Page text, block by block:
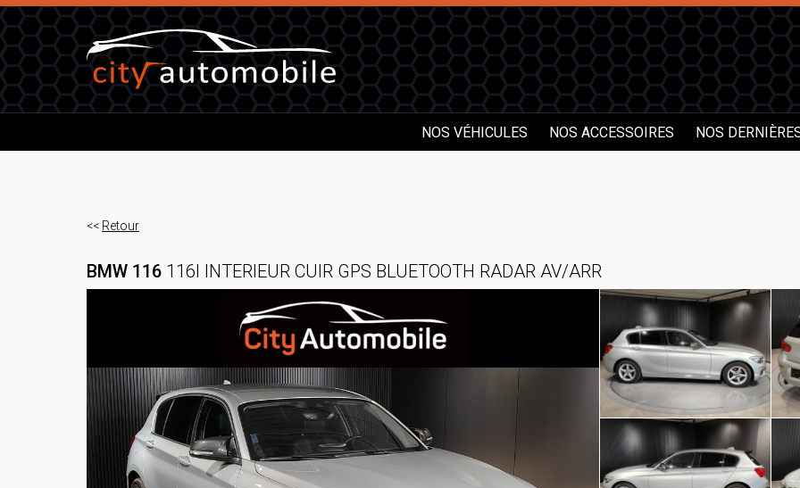
NOS VÉHICULES NOS ACCESSOIRES NOS
<< Retour
BMW 116 116I INTERIEUR CUIR GPS BLUETOOTH RADAR AV/ARR